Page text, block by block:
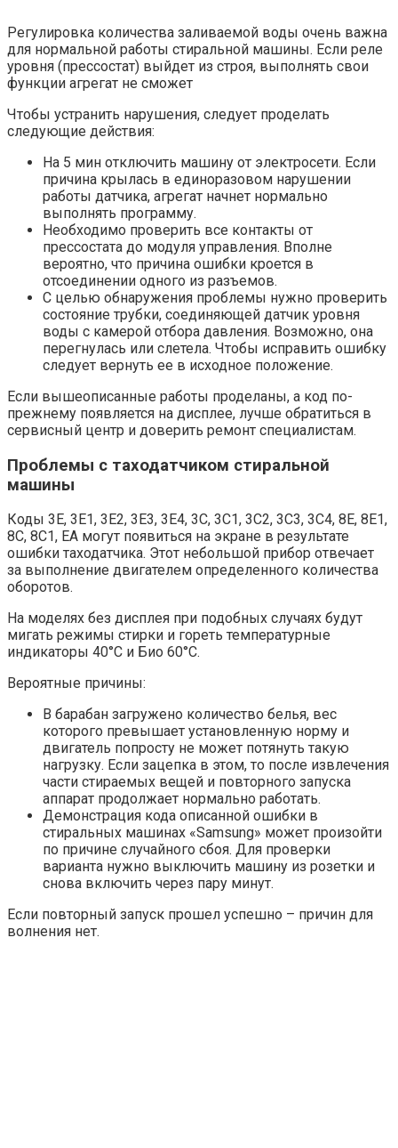
Регулировка количества заливаемой воды очень важна
для нормальной работы стиральной машины. Если реле
уровня (прессостат) выйдет из строя, выполнять свои
функции агрегат не сможет
Чтобы устранить нарушения, следует проделать
следующие действия:
На 5 мин отключить машину от электросети. Если
причина крылась в единоразовом нарушении
работы датчика, агрегат начнет нормально
выполнять программу.
Необходимо проверить все контакты от
прессостата до модуля управления. Вполне
вероятно, что причина ошибки кроется в
отсоединении одного из разъемов.
С целью обнаружения проблемы нужно проверить
состояние трубки, соединяющей датчик уровня
воды с камерой отбора давления. Возможно, она
перегнулась или слетела. Чтобы исправить ошибку
следует вернуть ее в исходное положение.
Если вышеописанные работы проделаны, а код по-
прежнему появляется на дисплее, лучше обратиться в
сервисный центр и доверить ремонт специалистам.
Проблемы с таходатчиком стиральной
машины
Коды 3Е, 3E1, 3E2, 3E3, 3E4, 3C, 3C1, 3C2, 3C3, 3С4, 8Е, 8Е1,
8С, 8С1, ЕА могут появиться на экране в результате
ошибки таходатчика. Этот небольшой прибор отвечает
за выполнение двигателем определенного количества
оборотов.
На моделях без дисплея при подобных случаях будут
мигать режимы стирки и гореть температурные
индикаторы 40°C и Био 60°C.
Вероятные причины:
В барабан загружено количество белья, вес
которого превышает установленную норму и
двигатель попросту не может потянуть такую
нагрузку. Если зацепка в этом, то после извлечения
части стираемых вещей и повторного запуска
аппарат продолжает нормально работать.
Демонстрация кода описанной ошибки в
стиральных машинах «Samsung» может произойти
по причине случайного сбоя. Для проверки
варианта нужно выключить машину из розетки и
снова включить через пару минут.
Если повторный запуск прошел успешно – причин для
волнения нет.